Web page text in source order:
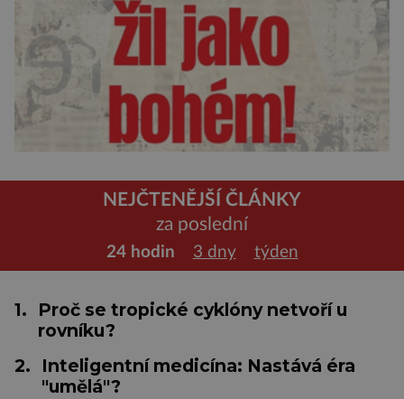
NEJČTENĚJŠÍ ČLÁNKY
za poslední
24 hodin 3 dny týden
1.
Proč se tropické cyklóny netvoří u
rovníku?
2.
Inteligentní medicína: Nastává éra
"umělá"?